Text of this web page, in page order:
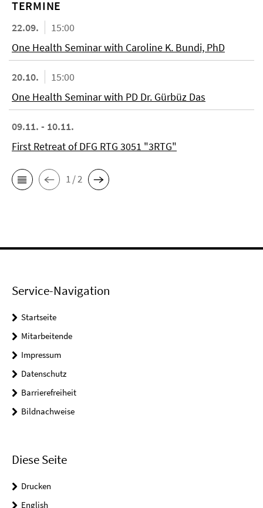
TERMINE
22.09.
15:00
One Health Seminar with Caroline K. Bundi, PhD
20.10.
15:00
One Health Seminar with PD Dr. Gürbüz Das
09.11. - 10.11.
First Retreat of DFG RTG 3051 "3RTG"
1 / 2
Service-Navigation
Startseite
Mitarbeitende
Impressum
Datenschutz
Barrierefreiheit
Bildnachweise
Diese Seite
Drucken
English